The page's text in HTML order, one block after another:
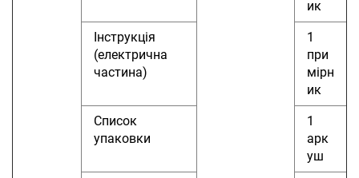
ик
Інструкція
(електрична
частина)
1
при
мірн
ик
Список
упаковки
1
арк
уш